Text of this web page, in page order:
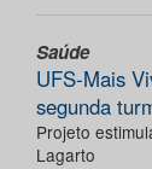
Saúde
UFS-Mais
segunda
Projeto
Lagarto